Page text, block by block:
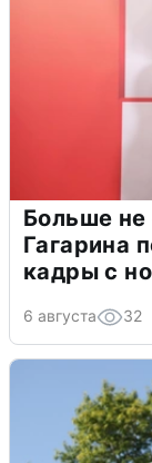
Больше не
Гагарина
кадры с
6 августа 32